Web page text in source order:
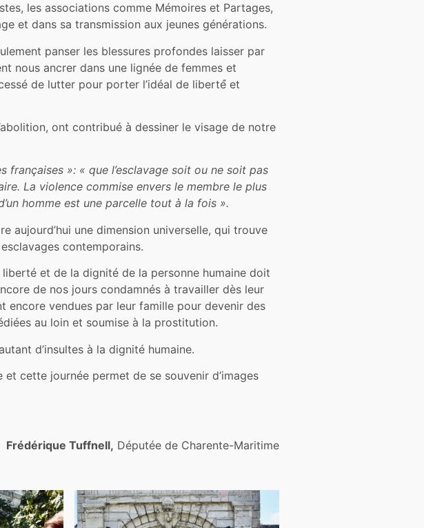
les associations comme Mémoires et Partages,
et dans sa transmission aux jeunes générations.
panser les blessures profondes laisser par
nous ancrer dans une lignée de femmes et
de lutter pour porter l’idéal de liberté́ et
ont contribué à dessiner le visage de notre
françaises »: « que l’esclavage soit ou ne soit pas
La violence commise envers le membre le plus
homme est une parcelle tout à la fois ».
aujourd’hui une dimension universelle, qui trouve
contemporains.
et de la dignité de la personne humaine doit
de nos jours condamnés à travailler dès leur
encore vendues par leur famille pour devenir des
au loin et soumise à la prostitution.
d’insultes à la dignité humaine.
cette journée permet de se souvenir d’images
Frédérique Tuffnell, Députée de Charente-Maritime